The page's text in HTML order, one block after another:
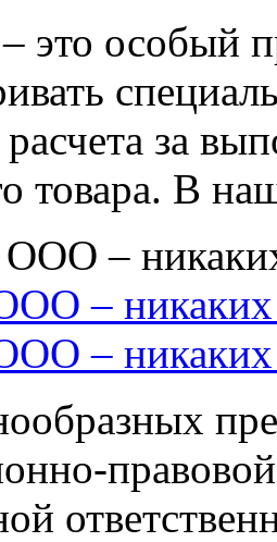
это особый
за
товара. В
– никаких
– никаких